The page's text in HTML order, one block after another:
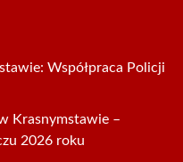
Współpraca Policji
Krasnymstawie –
2026 roku